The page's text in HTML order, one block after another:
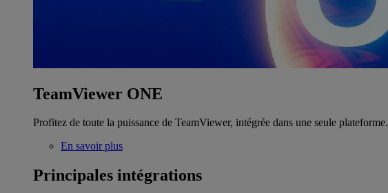
TeamViewer ONE
Profitez de toute la puissance de TeamViewer, intégrée dans une seule plateforme.
En savoir plus
Principales intégrations